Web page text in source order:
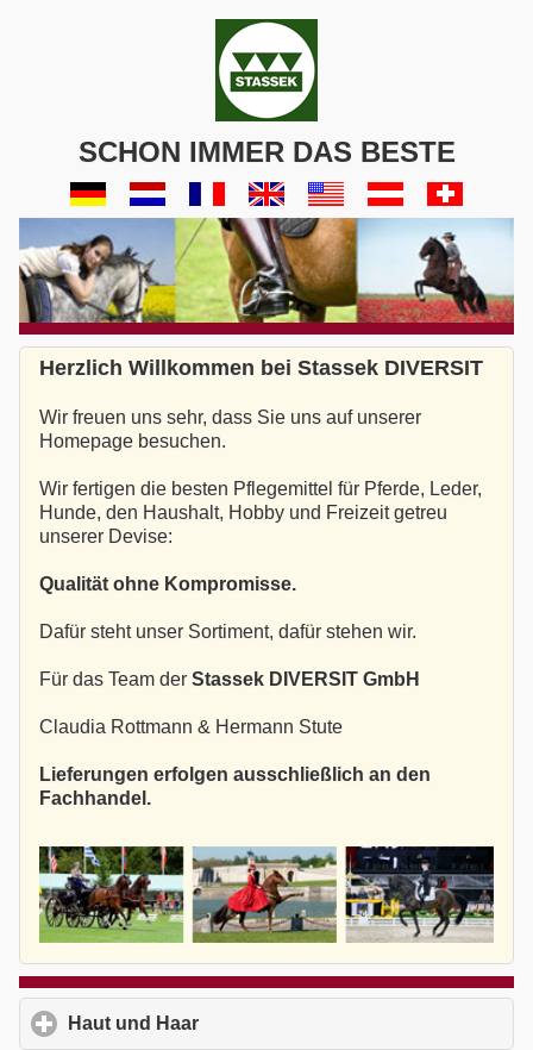
SCHON IMMER DAS BESTE
Herzlich Willkommen bei Stassek DIVERSIT
Wir freuen uns sehr, dass Sie uns auf unserer
Homepage besuchen.
Wir fertigen die besten Pflegemittel für Pferde, Leder,
Hunde, den Haushalt, Hobby und Freizeit getreu
unserer Devise:
Qualität ohne Kompromisse.
Dafür steht unser Sortiment, dafür stehen wir.
Für das Team der Stassek DIVERSIT GmbH
Claudia Rottmann & Hermann Stute
Lieferungen erfolgen ausschließlich an den
Fachhandel.
Haut und Haar